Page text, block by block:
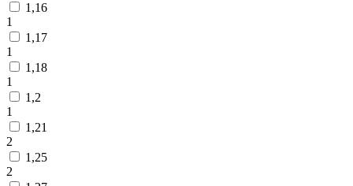
1,16
1
1,17
1
1,18
1
1,2
1
1,21
2
1,25
2